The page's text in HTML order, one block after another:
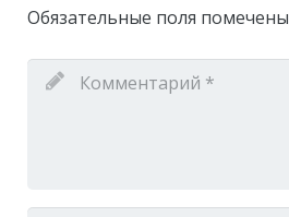
Обязательные поля помечены